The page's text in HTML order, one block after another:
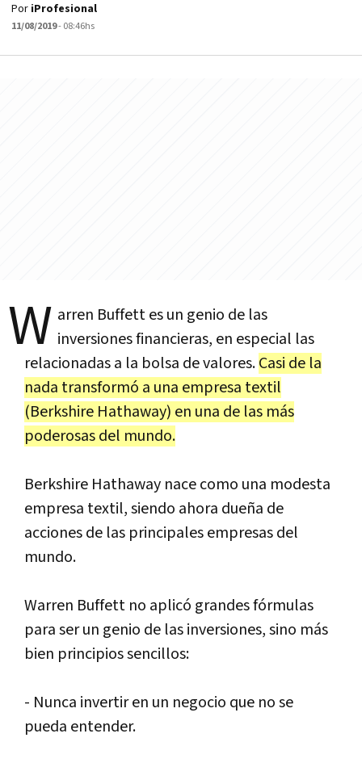
Por iProfesional
11/08/2019- 08:46hs
W arren Buffett es un genio de las
inversiones financieras, en especial las
relacionadas a la bolsa de valores.Casi de la
nada transformó a una empresa textil
(Berkshire Hathaway) en una de las más
poderosas del mundo.
Berkshire Hathaway nace como una modesta
empresa textil, siendo ahora dueña de
acciones de las principales empresas del
mundo.
Warren Buffett no aplicó grandes fórmulas
para ser un genio de las inversiones, sino más
bien principios sencillos:
- Nunca invertir en un negocio que no se
pueda entender.